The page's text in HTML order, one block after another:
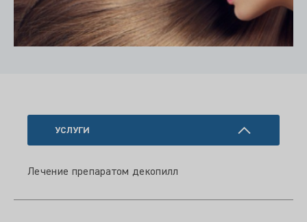
УСЛУГИ
Лечение препаратом декопилл